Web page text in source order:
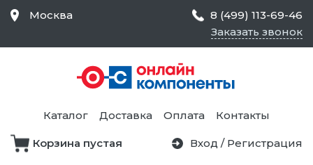
Москва
8 (499) 113-69-46
Заказать звонок
Каталог Доставка Оплата Контакты
Корзина пустая Вход / Регистрация
Средства Контроля
Статического
Электричества и
Безопасности,
Товары для Чистых